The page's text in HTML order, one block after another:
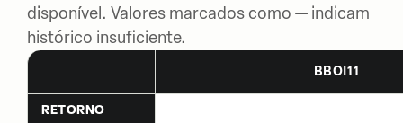
disponível. Valores marcados como — indicam
histórico insuficiente.
BBOI11
RETORNO